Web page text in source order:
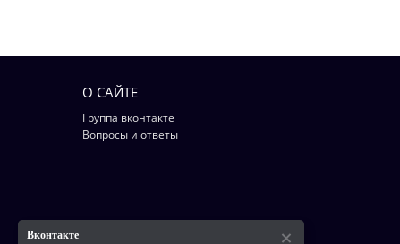
О САЙТЕ
Группа вконтакте
Вопросы и ответы
Вконтакте